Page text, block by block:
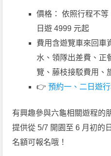
價格： 依照行程不
日遊 4999 元起
費用含遊覽車來回車
水、領隊出差費、正
覽、藤枝接駁費用、
👉預約一、二日遊
有興趣參與六龜相關遊程的
提供從 5/7 開園至 6 月初的
名額可報名哦！